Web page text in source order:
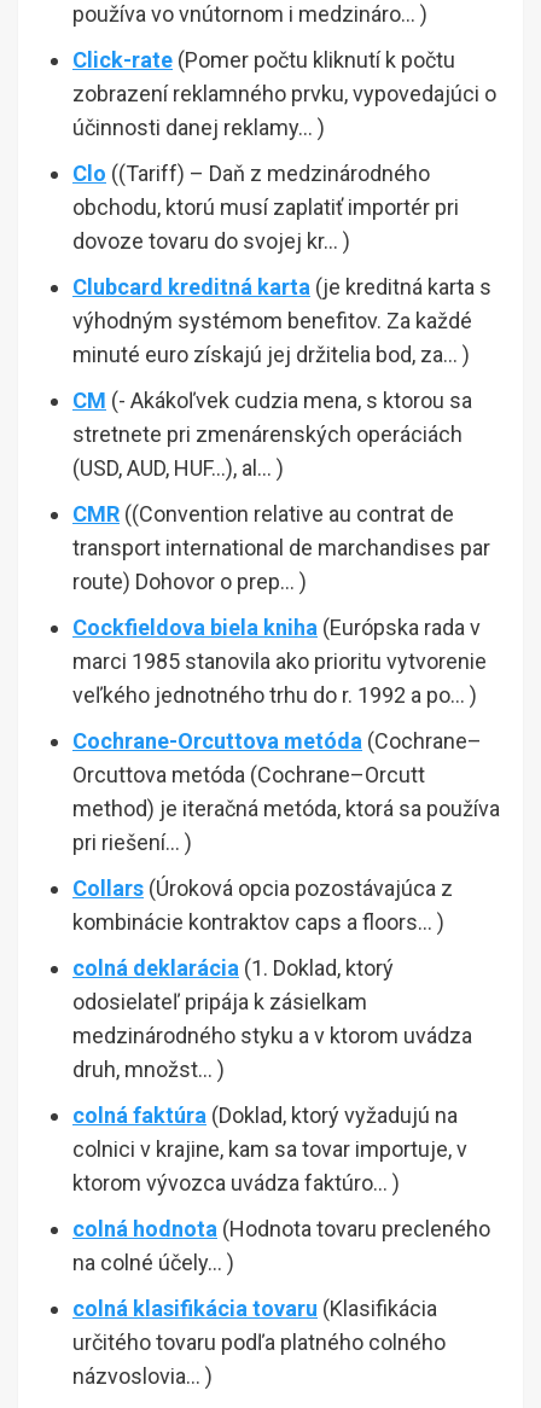
používa vo vnútornom i medzináro… )
Click-rate (Pomer počtu kliknutí k počtu
zobrazení reklamného prvku, vypovedajúci o
účinnosti danej reklamy… )
Clo ((Tariff) – Daň z medzinárodného
obchodu, ktorú musí zaplatiť importér pri
dovoze tovaru do svojej kr… )
Clubcard kreditná karta (je kreditná karta s
výhodným systémom benefitov. Za každé
minuté euro získajú jej držitelia bod, za… )
CM (- Akákoľvek cudzia mena, s ktorou sa
stretnete pri zmenárenských operáciách
(USD, AUD, HUF…), al… )
CMR ((Convention relative au contrat de
transport international de marchandises par
route) Dohovor o prep… )
Cockfieldova biela kniha (Európska rada v
marci 1985 stanovila ako prioritu vytvorenie
veľkého jednotného trhu do r. 1992 a po… )
Cochrane-Orcuttova metóda (Cochrane–
Orcuttova metóda (Cochrane–Orcutt
method) je iteračná metóda, ktorá sa používa
pri riešení… )
Collars (Úroková opcia pozostávajúca z
kombinácie kontraktov caps a floors… )
colná deklarácia (1. Doklad, ktorý
odosielateľ pripája k zásielkam
medzinárodného styku a v ktorom uvádza
druh, množst… )
colná faktúra (Doklad, ktorý vyžadujú na
colnici v krajine, kam sa tovar importuje, v
ktorom vývozca uvádza faktúro… )
colná hodnota (Hodnota tovaru precleného
na colné účely… )
colná klasifikácia tovaru (Klasifikácia
určitého tovaru podľa platného colného
názvoslovia… )